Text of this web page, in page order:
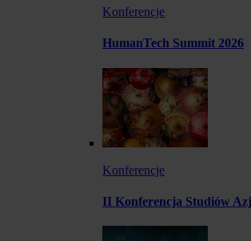
Konferencje
HumanTech Summit 2026
Konferencje
II Konferencja Studiów